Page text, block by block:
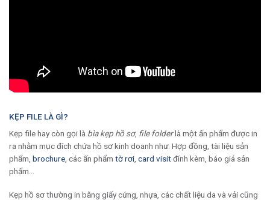
KẸP FILE LÀ GÌ?
Kẹp file hay còn gọi là bìa kẹp hồ sơ, file folderlà một ấn phẩm được in
ra nhằm mục đích chứa hồ sơ kinh doanh như: Hợp đồng, tài liệu sản
phẩm, brochure, các ấn phẩm tờ rơi, card visitđính kèm, báo giá sản
phẩm…
Kẹp hồ sơ thường in bằng giấy cứng, nhựa, các chất liệu da và vải cũng